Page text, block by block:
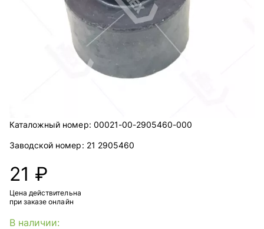
Каталожный номер: 00021-00-2905460-000
Заводской номер: 21 2905460
21 ₽
Цена действительна
при заказе онлайн
В наличии: